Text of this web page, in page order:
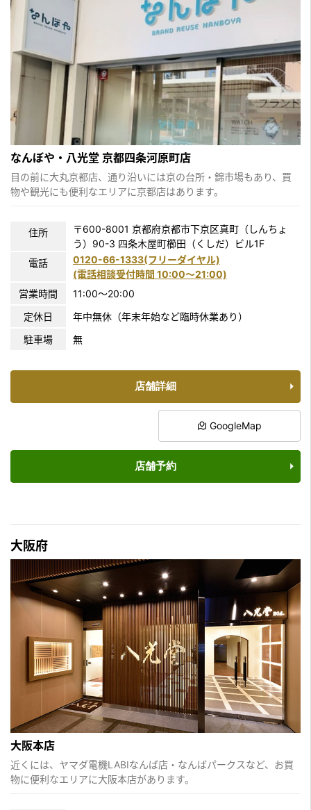
なんぼや・八光堂 京都四条河原町店
目の前に大丸京都店、通り沿いには京の台所・錦市場もあり、買
物や観光にも便利なエリアに京都店はあります。
住所
〒600-8001 京都府京都市下京区真町（しんちょ
う）90-3 四条木屋町櫛田（くしだ）ビル1F
電話
0120-66-1333(フリーダイヤル)
(電話相談受付時間 10:00〜21:00)
営業時間
11:00～20:00
定休日
年中無休（年末年始など臨時休業あり）
駐車場
無
店舗詳細
GoogleMap
店舗予約
大阪府
大阪本店
近くには、ヤマダ電機LABIなんば店・なんばパークスなど、お買
物に便利なエリアに大阪本店があります。